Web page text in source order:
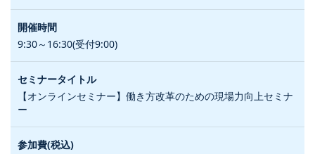
9:30～16:30(受付9:00)
【オンラインセミナー】働き方改革のための現場力向上セミナ
ー